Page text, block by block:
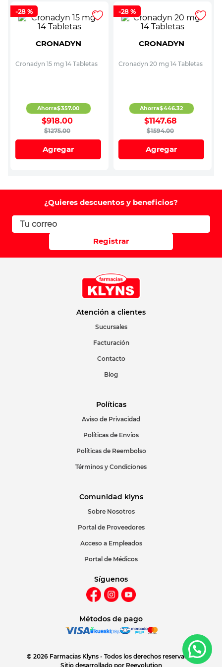
-28 %
CRONADYN
Cronadyn 15 mg 14 Tabletas
$1275.00
$918.00
Ahorra$357.00
Agregar
-28 %
CRONADYN
Cronadyn 20 mg 14 Tabletas
$1594.00
$1147.68
Ahorra$446.32
Agregar
¿Quieres descuentos y beneficios?
Registrar
Atención a clientes
Sucursales
Facturación
Contacto
Blog
Políticas
Aviso de Privacidad
Políticas de Envíos
Políticas de Reembolso
Términos y Condiciones
Comunidad klyns
Sobre Nosotros
Portal de Proveedores
Acceso a Empleados
Portal de Médicos
Síguenos
Métodos de pago
© 2026 Farmacias Klyns - Todos los derechos reservados
Sitio desarrollado por Reevolution